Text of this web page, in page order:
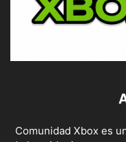
Comunidad Xbox es